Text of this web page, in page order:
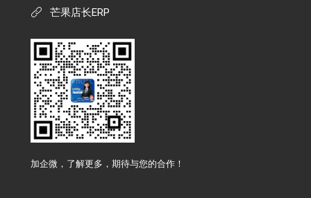
芒果店长ERP
加企微，了解更多，期待与您的合作！